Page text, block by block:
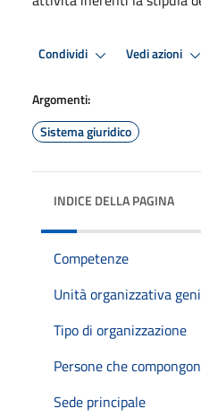
Condividi Vedi azioni
Argomenti:
Sistema giuridico
INDICE DELLA PAGINA
Competenze
Unità organizzativa
Tipo di organizzazione
Persone che
Sede principale